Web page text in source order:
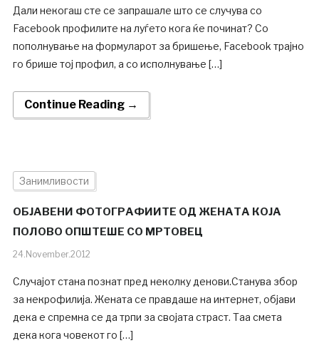
Дали некогаш сте се запрашале што се случува со
Facebook профилите на луѓето кога ќе починат? Со
пополнување на формуларот за бришење, Facebook трајно
го брише тој профил, а со исполнување […]
Continue Reading →
Занимливости
ОБЈАВЕНИ ФОТОГРАФИИТЕ ОД ЖЕНАТА КОЈА
ПОЛОВО ОПШТЕШЕ СО МРТОВЕЦ
24.November.2012
Случајот стана познат пред неколку денови.Станува збор
за некрофилија. Жената се правдаше на интернет, објави
дека е спремна се да трпи за својата страст. Таа смета
дека кога човекот го […]